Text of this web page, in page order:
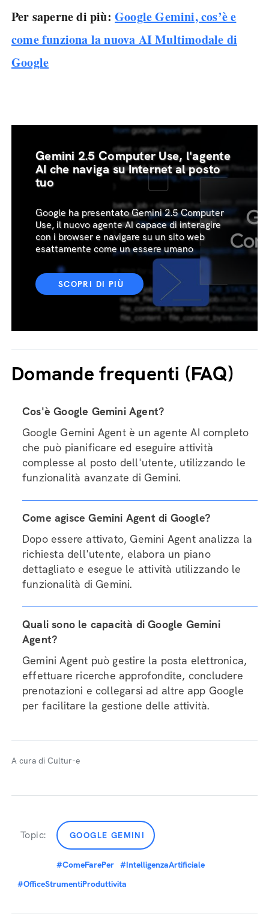
Per saperne di più: Google Gemini, cos’è e
come funziona la nuova AI Multimodale di
Google
Gemini 2.5 Computer Use, l'agente
AI che naviga su Internet al posto
tuo
Google ha presentato Gemini 2.5 Computer
Use, il nuovo agente AI capace di interagire
con i browser e navigare su un sito web
esattamente come un essere umano
SCOPRI DI PIÙ
Domande frequenti (FAQ)
Cos'è Google Gemini Agent?
Google Gemini Agent è un agente AI completo
che può pianificare ed eseguire attività
complesse al posto dell'utente, utilizzando le
funzionalità avanzate di Gemini.
Come agisce Gemini Agent di Google?
Dopo essere attivato, Gemini Agent analizza la
richiesta dell'utente, elabora un piano
dettagliato e esegue le attività utilizzando le
funzionalità di Gemini.
Quali sono le capacità di Google Gemini
Agent?
Gemini Agent può gestire la posta elettronica,
effettuare ricerche approfondite, concludere
prenotazioni e collegarsi ad altre app Google
per facilitare la gestione delle attività.
A cura di Cultur-e
Topic: GOOGLE GEMINI
#ComeFarePer #IntelligenzaArtificiale
#OfficeStrumentiProduttivita